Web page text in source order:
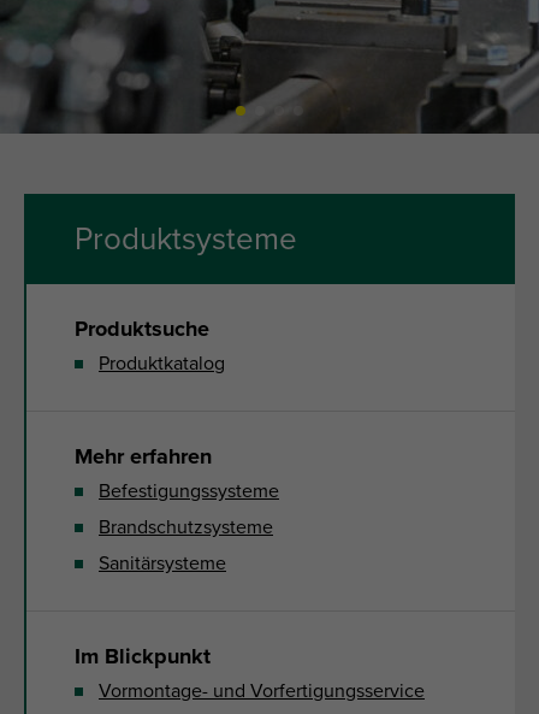
Produktsysteme
Produktsuche
Produktkatalog
Mehr erfahren
Befestigungssysteme
Brandschutzsysteme
Sanitärsysteme
Im Blickpunkt
Vormontage- und Vorfertigungsservice